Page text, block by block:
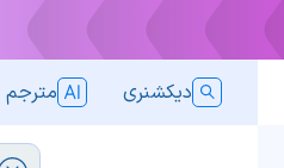
دیکشنری مترجم